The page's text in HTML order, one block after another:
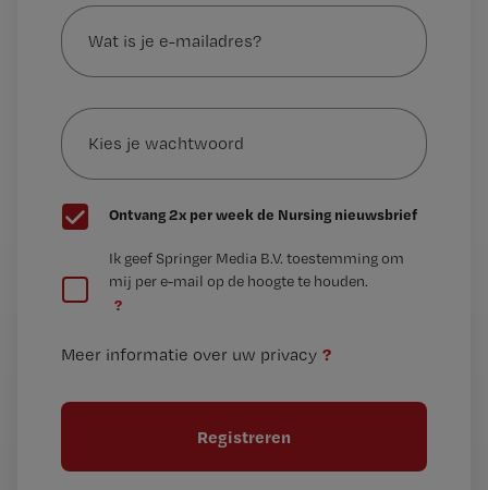
Wat
is
je
mailadres?
Kies
je
wachtwoord
G
e
t
Ontvang 2x per week de Nursing nieuwsbrief
e
t
l
Ik geef Springer Media B.V. toestemming om
mij per e-mail op de hoogte te houden.
?
Meer informatie over uw privacy ?